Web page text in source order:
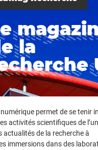
navigation
content
la
la
permet de se tenir
activités scientifiques de
actualités de la recherche à
immersions dans des